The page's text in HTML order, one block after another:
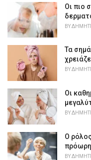
i
e
Οι πιο
BY
Τα
BY
Οι
BY
Ο
BY